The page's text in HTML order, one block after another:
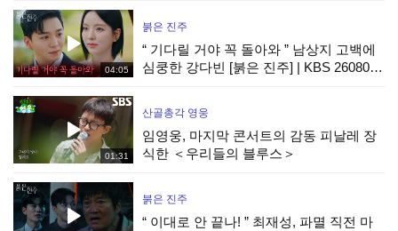
04:05
붉은 진주
“ 기다릴 거야 꼭 돌아와 ” 남상지 고백에
심쿵한 강다빈 [붉은 진주] | KBS 260807
01:31
산골총각 영웅
임영웅, 마지막 콘서트의 감동 피날레 장
식한 ＜우리들의 블루스＞
붉은 진주
“ 이대로 안 끝나! ” 최재성, 파멸 직전 마